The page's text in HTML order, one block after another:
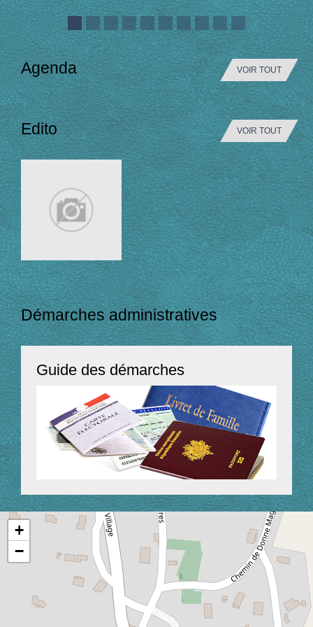
Agenda VOIR TOUT
Edito VOIR TOUT
Démarches administratives
Guide des démarches
+
−